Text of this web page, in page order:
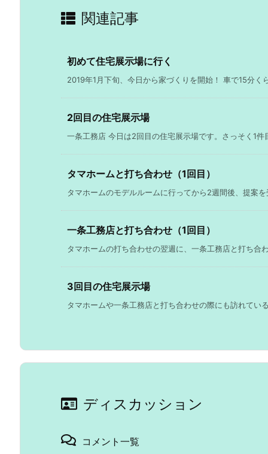
関連記事
初めて住宅展示場に行く
2019年1月下旬、今日から家づくりを開始！ 車で15分く
2回目の住宅展示場
一条工務店 今日は2回目の住宅展示場です。さっそく1
タマホームと打ち合わせ（1回目）
タマホームのモデルルームに行ってから2週間後、提案
一条工務店と打ち合わせ（1回目）
タマホームの打ち合わせの翌週に、一条工務店と打ち合
3回目の住宅展示場
タマホームや一条工務店と打ち合わせの際にも訪れてい
ディスカッション
コメント一覧